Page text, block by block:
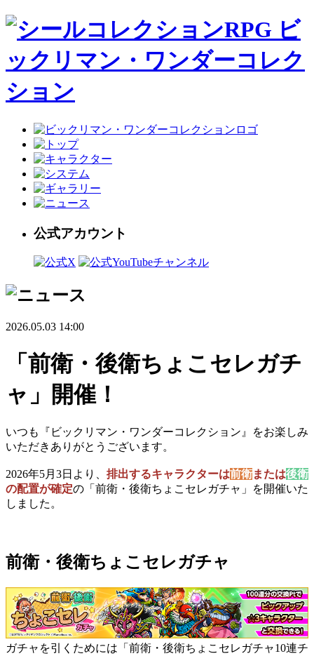
公式アカウント
2026.05.03 14:00
「前衛・後衛ちょこセレガチ
ャ」開催！
いつも『ビックリマン・ワンダーコレクション』をお楽しみ
いただきありがとうございます。
2026年5月3日より、 排出するキャラクターは前衛または後衛
の配置が確定の「前衛・後衛ちょこセレガチャ」を開催いた
しました。
前衛・後衛ちょこセレガチャ
ガチャを引くためには「前衛・後衛ちょこセレガチャ10連チ